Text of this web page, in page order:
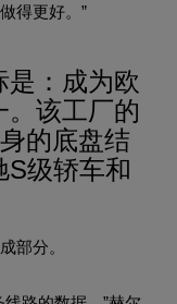
得更好。”
是：成为欧
。该工厂的
的底盘结
S级轿车和
部分。